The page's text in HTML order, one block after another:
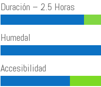
Duración – 2.5 Horas
Humedal
Accesibilidad